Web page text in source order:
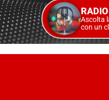
Ascolta
con un